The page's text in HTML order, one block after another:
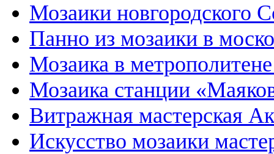
Мозаики новгородского
Панно из мозаики в
Мозаика в
Мозаика станции
Витражная мастерская
Искусство мозаики